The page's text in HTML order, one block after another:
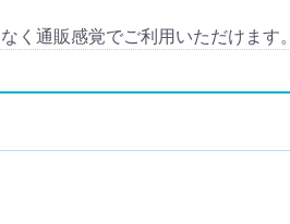
く通販感覚でご利用いただけます。